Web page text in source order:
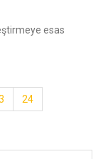
esas
24